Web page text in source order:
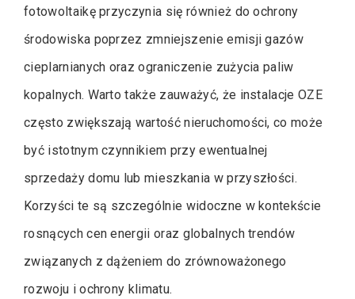
fotowoltaikę przyczynia się również do ochrony
środowiska poprzez zmniejszenie emisji gazów
cieplarnianych oraz ograniczenie zużycia paliw
kopalnych. Warto także zauważyć, że instalacje OZE
często zwiększają wartość nieruchomości, co może
być istotnym czynnikiem przy ewentualnej
sprzedaży domu lub mieszkania w przyszłości.
Korzyści te są szczególnie widoczne w kontekście
rosnących cen energii oraz globalnych trendów
związanych z dążeniem do zrównoważonego
rozwoju i ochrony klimatu.